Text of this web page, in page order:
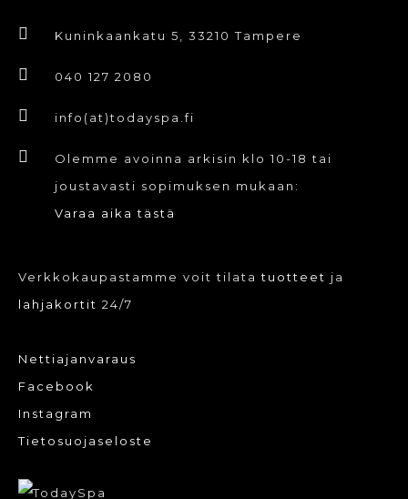
Kuninkaankatu 5, 33210 Tampere
040 127 2080
info(at)todayspa.fi
Olemme avoinna arkisin klo 10-18 tai
joustavasti sopimuksen mukaan:
Varaa aika tästä
Verkkokaupastamme voit tilatatuotteet ja
lahjakortit 24/7
Nettiajanvaraus
Facebook
Instagram
Tietosuojaseloste